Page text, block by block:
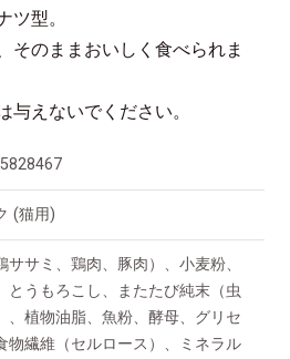
ツ型。
そのままおいしく食べられま
与えないでください。
(猫用)
ササミ、鶏肉、豚肉）、小麦粉、
とうもろこし、またたび純末（虫
、植物油脂、魚粉、酵母、グリセ
物繊維（セルロース）、ミネラル